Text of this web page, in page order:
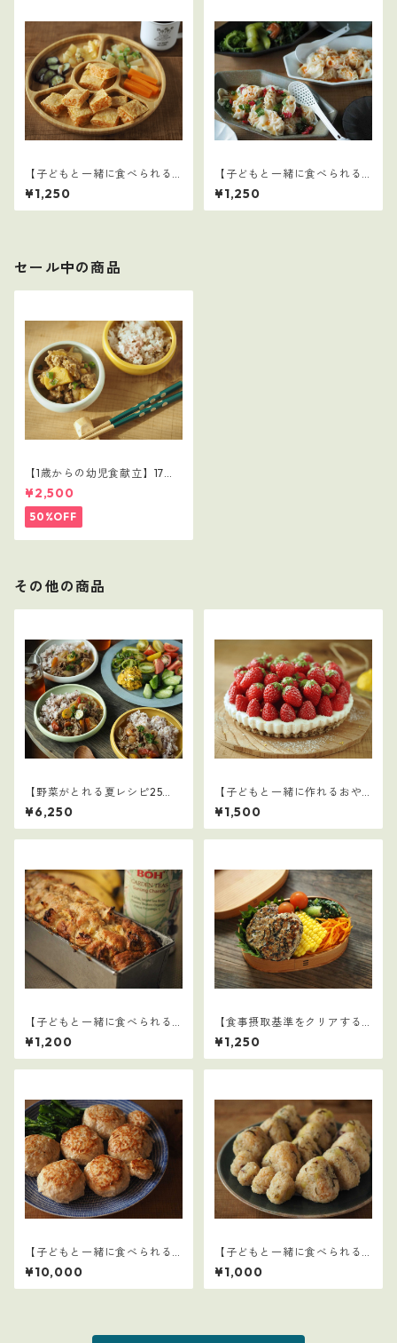
【子どもと一緒に食べられる
ごはん】32
¥1,250
【子どもと一緒に食べられる
ごはん】31
¥1,250
セール中の商品
【1歳からの幼児食献立】17レ
シピつき
¥2,500
50%OFF
その他の商品
【野菜がとれる夏レシピ25
選】3
¥6,250
【子どもと一緒に作れるおや
つ】2
¥1,500
【子どもと一緒に食べられる
ごはん】12
¥1,200
【食事摂取基準をクリアする
学童弁当（夏休み編）】2
¥1,250
【子どもと一緒に食べられる
ごはん】1～15セット：全77レ
シピ
¥10,000
【子どもと一緒に食べられる
ごはん】8
¥1,000